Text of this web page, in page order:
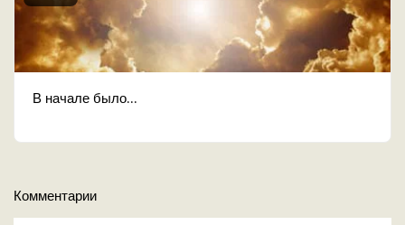
В начале было...
Комментарии